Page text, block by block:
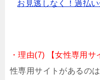
お見逃しなく！過払
・理由(7) 【女性専用サ
性専用サイトがあるの